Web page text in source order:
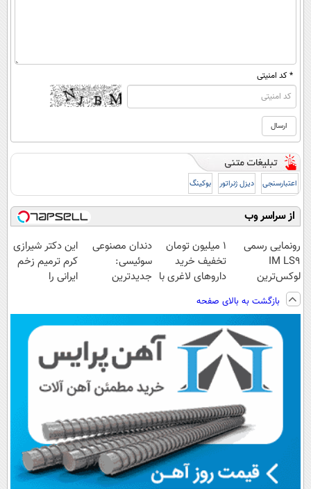
* کد امنیتی
اعتبارسنجی دیزل ژنراتور بوکینگ
از سراسر وب
رونمایی رسمی
IM LS9
لوکس‌ترین
EREV در ایران
1 میلیون تومان
تخفیف خرید
داروهای لاغری با
داروخانه و پک
یخ!
دندان مصنوعی
سوئیسی:
جدیدترین
پرداخت قسطی
این دکتر شیرازی
کرم ترمیم زخم
ایرانی را
بازگشت به بالای صفحه